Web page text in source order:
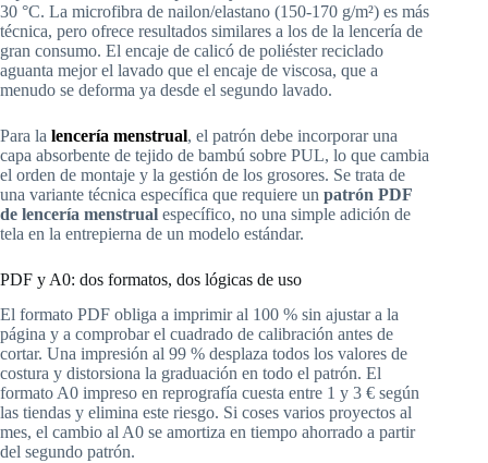
30 °C. La microfibra de nailon/elastano (150-170 g/m²) es más
técnica, pero ofrece resultados similares a los de la lencería de
gran consumo. El encaje de calicó de poliéster reciclado
aguanta mejor el lavado que el encaje de viscosa, que a
menudo se deforma ya desde el segundo lavado.
Para la lencería menstrual, el patrón debe incorporar una
capa absorbente de tejido de bambú sobre PUL, lo que cambia
el orden de montaje y la gestión de los grosores. Se trata de
una variante técnica específica que requiere un patrón PDF
de lencería menstrual específico, no una simple adición de
tela en la entrepierna de un modelo estándar.
PDF y A0: dos formatos, dos lógicas de uso
El formato PDF obliga a imprimir al 100 % sin ajustar a la
página y a comprobar el cuadrado de calibración antes de
cortar. Una impresión al 99 % desplaza todos los valores de
costura y distorsiona la graduación en todo el patrón. El
formato A0 impreso en reprografía cuesta entre 1 y 3 € según
las tiendas y elimina este riesgo. Si coses varios proyectos al
mes, el cambio al A0 se amortiza en tiempo ahorrado a partir
del segundo patrón.